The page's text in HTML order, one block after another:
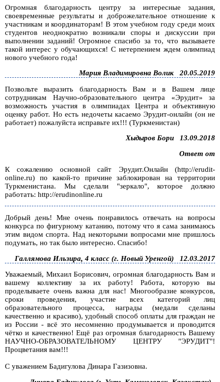
Огромная благодарность центру за интересные задания,
своевременные результаты и доброжелательное отношение к
участникам и координаторам! В этом учебном году среди моих
студентов неоднократно возникали споры и дискуссии при
выполнении заданий! Огромное спасибо за то, что вызываете
такой интерес у обучающихся! С нетерпением ждем олимпиад
нового учебного года!
Мария Владимировна Волик 20.05.2019
Позвольте выразить благодарность Вам и в Вашем лице
сотрудникам Научно-образовательного центра «Эрудит» за
возможность участия в олимпиадах Центра и объективную
оценку работ. Но есть недочеты касаемо Эрудит-онлайн (он не
работает) пожалуйста исправьте их!!! (Туркменистан)
Хыдыров Бори 13.09.2018
Ответ от
К сожалению основной сайт Эрудит.Онлайн (http://erudit-
online.ru) по какой-то причине заблокирован на территории
Туркменистана. Мы сделали "зеркало", которое должно
работать: http://erudinonline.ru
Добрый день! Мне очень понравилось отвечать на вопросы
конкурса по фигурному катанию, потому что я сама занимаюсь
этим видом спорта. Над некоторыми вопросами мне пришлось
подумать, но так было интересно. Спасибо!
Галлямова Ильзира, 4 класс (г. Новый Уренгой) 12.03.2017
Уважаемый, Михаил Борисович, огромная благодарность Вам и
вашему коллективу за их работу! Работа, которую вы
проделываете очень важна для нас! Многообразие конкурсов,
сроки проведения, участие всех категорий лиц
образовательного процесса, награды (медали сделаны
качественно и красиво), удобный способ оплаты для граждан не
из России - всё это несомненно продумывается и проводится
чётко и качественно! Ещё раз огромная благодарность Вашему
НАУЧНО-ОБРАЗОВАТЕЛЬНОМУ ЦЕНТРУ "ЭРУДИТ"!
Процветания вам!!!
С уважением Бадигулова Динара Газизовна.